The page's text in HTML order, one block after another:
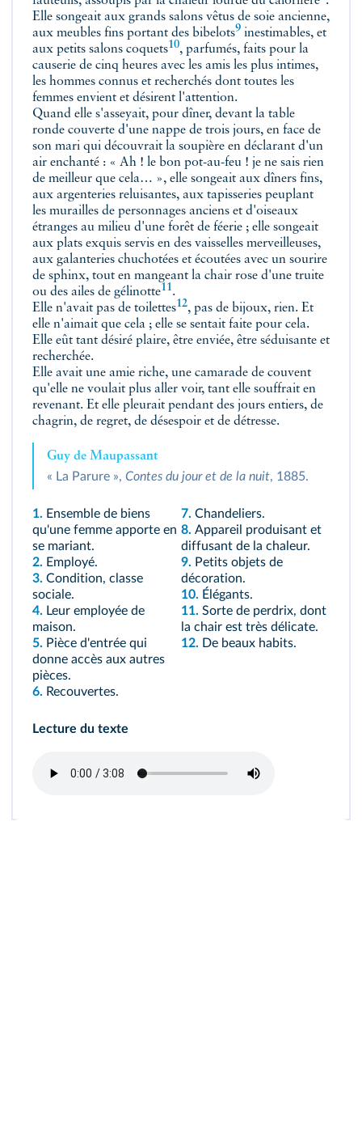
Elle songeait aux grands salons vêtus de soie ancienne,
aux meubles fins portant des bibelots9 inestimables, et
aux petits salons coquets10, parfumés, faits pour la
causerie de cinq heures avec les amis les plus intimes,
les hommes connus et recherchés dont toutes les
femmes envient et désirent l'attention.
Quand elle s'asseyait, pour dîner, devant la table
ronde couverte d'une nappe de trois jours, en face de
son mari qui découvrait la soupière en déclarant d'un
air enchanté : « Ah ! le bon pot-au-feu ! je ne sais rien
de meilleur que cela… », elle songeait aux dîners fins,
aux argenteries reluisantes, aux tapisseries peuplant
les murailles de personnages anciens et d'oiseaux
étranges au milieu d'une forêt de féerie ; elle songeait
aux plats exquis servis en des vaisselles merveilleuses,
aux galanteries chuchotées et écoutées avec un sourire
de sphinx, tout en mangeant la chair rose d'une truite
ou des ailes de gélinotte11.
Elle n'avait pas de toilettes12, pas de bijoux, rien. Et
elle n'aimait que cela ; elle se sentait faite pour cela.
Elle eût tant désiré plaire, être enviée, être séduisante et
recherchée.
Elle avait une amie riche, une camarade de couvent
qu'elle ne voulait plus aller voir, tant elle souffrait en
revenant. Et elle pleurait pendant des jours entiers, de
chagrin, de regret, de désespoir et de détresse.
Guy de Maupassant
« La Parure », Contes du jour et de la nuit, 1885.
1. Ensemble de biens
qu'une femme apporte en
se mariant.
2. Employé.
3. Condition, classe
sociale.
4. Leur employée de
maison.
5. Pièce d'entrée qui
donne accès aux autres
pièces.
6. Recouvertes.
7. Chandeliers.
8. Appareil produisant et
diffusant de la chaleur.
9. Petits objets de
décoration.
10. Élégants.
11. Sorte de perdrix, dont
la chair est très délicate.
12. De beaux habits.
Lecture du texte